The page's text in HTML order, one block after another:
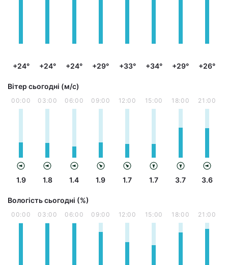
+24° +24° +24° +29° +33° +34° +29° +26°
Вітер сьогодні (м/с)
00:00
1.9
03:00
1.8
06:00
1.4
09:00
1.9
12:00
1.7
15:00
1.7
18:00
3.7
21:00
3.6
Вологість сьогодні (%)
00:00 03:00 06:00 09:00 12:00 15:00 18:00 21:00